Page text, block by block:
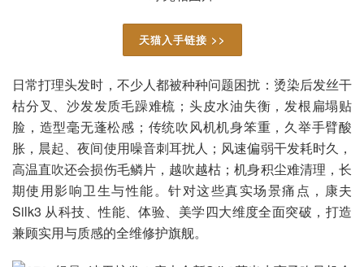
天猫入手链接 >>
日常打理头发时，不少人都被种种问题困扰：烫染后发丝干
枯分叉、沙发发质毛躁难梳；头皮水油失衡，发根扁塌贴
脸，造型毫无蓬松感；传统吹风机机身笨重，久举手臂酸
胀，晨起、夜间使用噪音刺耳扰人；风速偏弱干发耗时久，
高温直吹还会损伤毛鳞片，越吹越枯；机身积尘难清理，长
期使用影响卫生与性能。针对这些真实场景痛点，康夫
Silk3 从科技、性能、体验、美学四大维度全面突破，打造
兼顾实用与质感的全维修护旗舰。